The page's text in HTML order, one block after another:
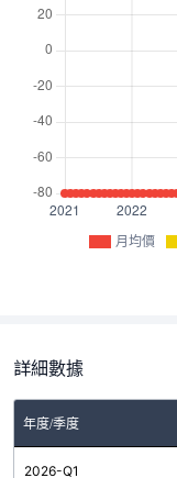
月均價
詳細數據
年度/季度
2026-Q1